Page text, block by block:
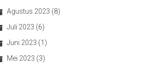
Agustus 2023 (8)
Juli 2023 (6)
Juni 2023 (1)
Mei 2023 (3)